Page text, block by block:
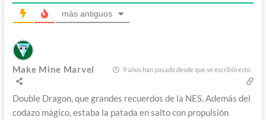
más antiguos
Make Mine Marvel 9 años han pasado desde que se escribió esto
Double Dragon, que grandes recuerdos de la NES. Además del
codazo mágico, estaba la patada en salto con propulsión